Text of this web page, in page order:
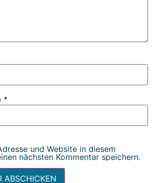
*
und Website in diesem
nächsten Kommentar speichern.